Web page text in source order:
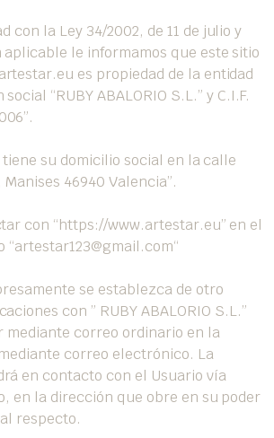
con la Ley 34/2002, de 11 de julio y
aplicable le informamos que este sitio
es propiedad de la entidad
“RUBY ABALORIO S.L.” y C.I.F.
su domicilio social en la calle
Manises 46940 Valencia”.
con “https://www.artestar.eu​​​​” en el
“artestar123@gmail.com“
se establezca de otro
con ” RUBY ABALORIO S.L.”
mediante correo ordinario en la
correo electrónico. La
en contacto con el Usuario vía
en la dirección que obre en su poder
respecto.